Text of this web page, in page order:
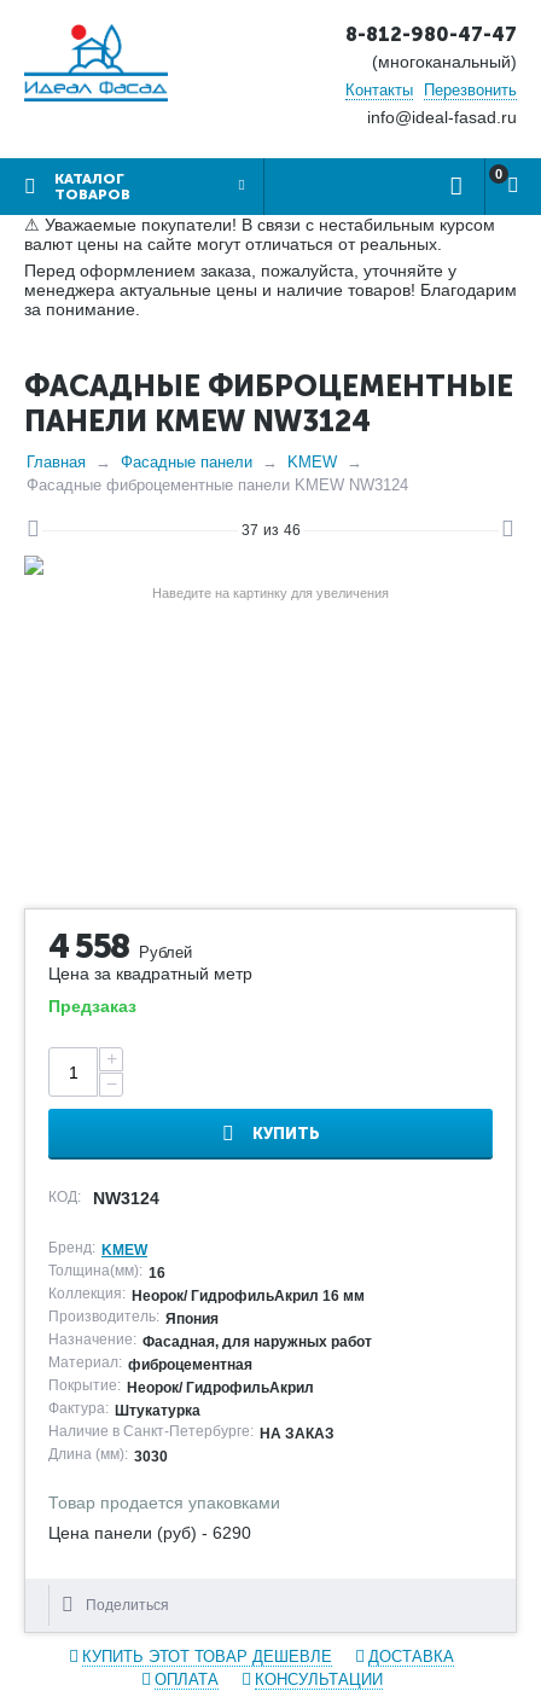
8-812-980-47-47
(многоканальный)
Контакты Перезвонить
info@ideal-fasad.ru
КАТАЛОГ
ТОВАРОВ
0
⚠ Уважаемые покупатели! В связи с нестабильным курсом
валют цены на сайте могут отличаться от реальных.
Перед оформлением заказа, пожалуйста, уточняйте у
менеджера актуальные цены и наличие товаров! Благодарим
за понимание.
ФАСАДНЫЕ ФИБРОЦЕМЕНТНЫЕ
ПАНЕЛИ KMEW NW3124
Главная Фасадные панели
KMEW
Фасадные фиброцементные панели KMEW NW3124
37 из 46
Наведите на картинку для увеличения
4 558 Рублей
Цена за квадратный метр
Предзаказ
+
−
КУПИТЬ
КОД: NW3124
Бренд: KMEW
Толщина(мм): 16
Коллекция: Неорок/ ГидрофильАкрил 16 мм
Производитель: Япония
Назначение: Фасадная, для наружных работ
Материал: фиброцементная
Покрытие: Неорок/ ГидрофильАкрил
Фактура: Штукатурка
Наличие в Санкт-Петербурге: НА ЗАКАЗ
Длина (мм): 3030
Товар продается упаковками
Цена панели (руб) - 6290
Поделиться
КУПИТЬ ЭТОТ ТОВАР ДЕШЕВЛЕ
ДОСТАВКА
ОПЛАТА
КОНСУЛЬТАЦИИ